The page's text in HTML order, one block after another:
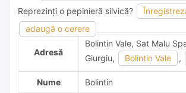
Reprezinți o pepinieră silvică?
adaugă o cerere
adaugă o recomandare
Adresă
Bolintin Vale, Sat Malu
Giurgiu,
Bolintin Vale ,
Nume Bolintin